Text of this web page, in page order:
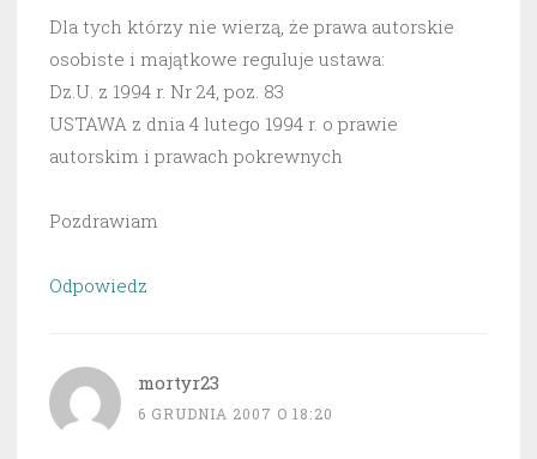
Dla tych którzy nie wierzą, że prawa autorskie
osobiste i majątkowe reguluje ustawa:
Dz.U. z 1994 r. Nr 24, poz. 83
USTAWA z dnia 4 lutego 1994 r. o prawie
autorskim i prawach pokrewnych
Pozdrawiam
Odpowiedz
mortyr23
6 GRUDNIA 2007 O 18:20